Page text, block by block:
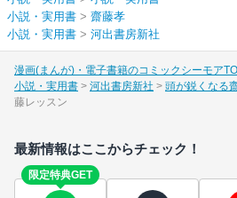
小説・実用書 > 齋藤孝
小説・実用書 > 河出書房新社
漫画(まんが)・電子書籍のコミックシーモア
小説・実用書
河出書房新社 頭が鋭くなる
藤レッスン
最新情報はここからチェック！
限定特典GET